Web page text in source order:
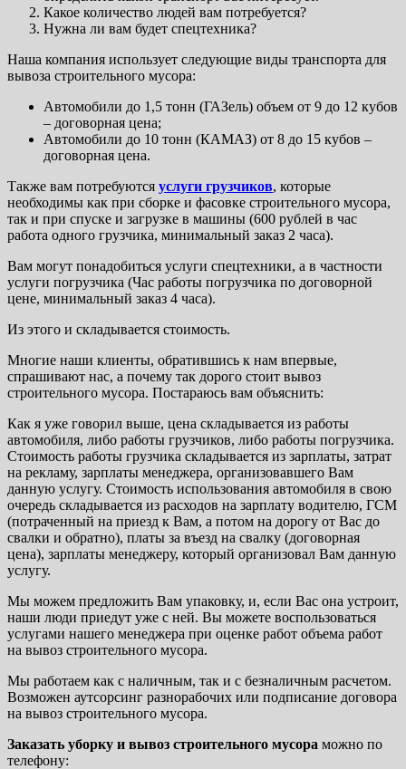
Какое количество людей вам потребуется?
Нужна ли вам будет спецтехника?
Наша компания использует следующие виды транспорта для
вывоза строительного мусора:
Автомобили до 1,5 тонн (ГАЗель) объем от 9 до 12 кубов
– договорная цена;
Автомобили до 10 тонн (КАМАЗ) от 8 до 15 кубов –
договорная цена.
Также вам потребуются услуги грузчиков, которые
необходимы как при сборке и фасовке строительного мусора,
так и при спуске и загрузке в машины (600 рублей в час
работа одного грузчика, минимальный заказ 2 часа).
Вам могут понадобиться услуги спецтехники, а в частности
услуги погрузчика (Час работы погрузчика по договорной
цене, минимальный заказ 4 часа).
Из этого и складывается стоимость.
Многие наши клиенты, обратившись к нам впервые,
спрашивают нас, а почему так дорого стоит вывоз
строительного мусора. Постараюсь вам объяснить:
Как я уже говорил выше, цена складывается из работы
автомобиля, либо работы грузчиков, либо работы погрузчика.
Стоимость работы грузчика складывается из зарплаты, затрат
на рекламу, зарплаты менеджера, организовавшего Вам
данную услугу. Стоимость использования автомобиля в свою
очередь складывается из расходов на зарплату водителю, ГСМ
(потраченный на приезд к Вам, а потом на дорогу от Вас до
свалки и обратно), платы за въезд на свалку (договорная
цена), зарплаты менеджеру, который организовал Вам данную
услугу.
Мы можем предложить Вам упаковку, и, если Вас она устроит,
наши люди приедут уже с ней. Вы можете воспользоваться
услугами нашего менеджера при оценке работ объема работ
на вывоз строительного мусора.
Мы работаем как с наличным, так и с безналичным расчетом.
Возможен аутсорсинг разнорабочих или подписание договора
на вывоз строительного мусора.
Заказать уборку и вывоз строительного мусора можно по
телефону: